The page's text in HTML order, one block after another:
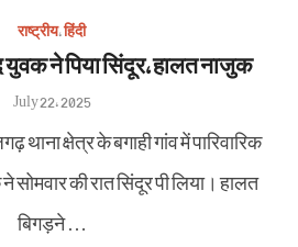
राष्ट्रीय,हिंदी
युवक ने पिया सिंदूर, हालत नाजुक
Posted
on
July 22, 2025
क्षेत्र के बगाही गांव में पारिवारिक
की रात सिंदूर पी लिया। हालत
बिगड़ने …